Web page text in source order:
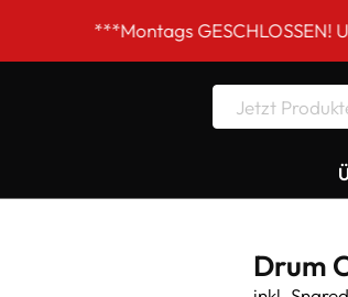
***Montags GESCHLOSSEN! Unsere
Drum